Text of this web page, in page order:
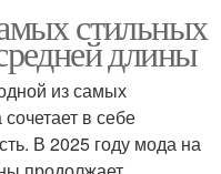
стильных
длины
из самых
в себе
В 2025 году мода на